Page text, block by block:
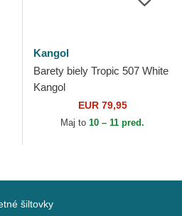
Kangol
Barety biely Tropic 507 White
Kangol
EUR 79,95
Maj to 10 – 11 pred.
šiltovky